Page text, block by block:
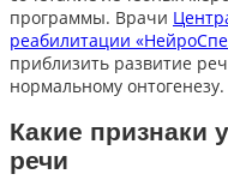
программы. Врачи
реабилитации
приблизить развитие
нормальному онтогенезу.
Какие признаки
речи